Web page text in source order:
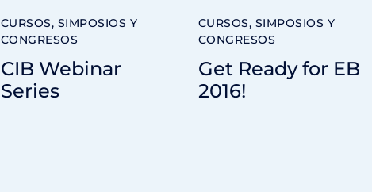
CURSOS, SIMPOSIOS Y
CONGRESOS
CIB Webinar
Series
CURSOS, SIMPOSIOS Y
CONGRESOS
Get Ready for EB
2016!